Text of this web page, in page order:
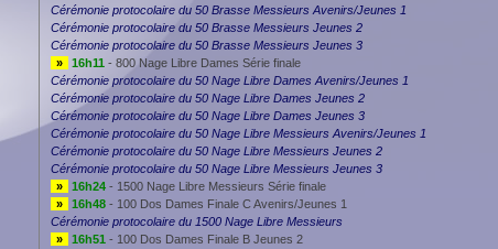
Cérémonie protocolaire du 50 Brasse Messieurs Avenirs/Jeunes 1
Cérémonie protocolaire du 50 Brasse Messieurs Jeunes 2
Cérémonie protocolaire du 50 Brasse Messieurs Jeunes 3
»
16h11 - 800 Nage Libre Dames Série finale
Cérémonie protocolaire du 50 Nage Libre Dames Avenirs/Jeunes 1
Cérémonie protocolaire du 50 Nage Libre Dames Jeunes 2
Cérémonie protocolaire du 50 Nage Libre Dames Jeunes 3
Cérémonie protocolaire du 50 Nage Libre Messieurs Avenirs/Jeunes 1
Cérémonie protocolaire du 50 Nage Libre Messieurs Jeunes 2
Cérémonie protocolaire du 50 Nage Libre Messieurs Jeunes 3
»
16h24 - 1500 Nage Libre Messieurs Série finale
»
16h48 - 100 Dos Dames Finale C Avenirs/Jeunes 1
Cérémonie protocolaire du 1500 Nage Libre Messieurs
»
16h51 - 100 Dos Dames Finale B Jeunes 2